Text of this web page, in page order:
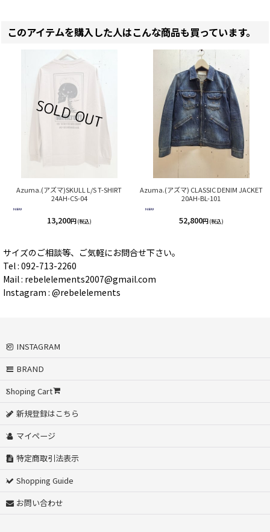
このアイテムを購入した人はこんな商品も買っています。
Azuma.(アズマ)SKULL L/S T-SHIRT
24AH-CS-04
13,200円 (税込)
Azuma.(アズマ) CLASSIC DENIM JACKET
20AH-BL-101
52,800円 (税込)
サイズのご相談等、ご気軽にお問合せ下さい。
Tel : 092-713-2260
Mail : rebelelements2007@gmail.com
Instagram : @rebelelements
INSTAGRAM
BRAND
Shoping Cart
新規登録はこちら
マイページ
特定商取引法表示
Shopping Guide
お問い合わせ